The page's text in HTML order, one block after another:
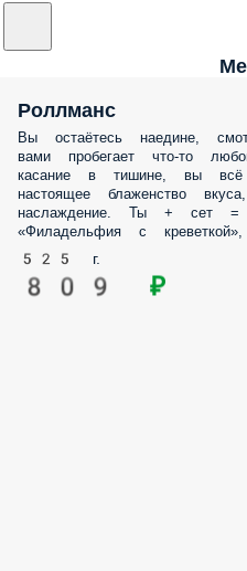
Роллманс
Вы остаётесь наедине,
вами пробегает что-то
касание в тишине, вы
настоящее блаженство
наслаждение. Ты + сет =
«Филадельфия с
525 г.
809 ₽